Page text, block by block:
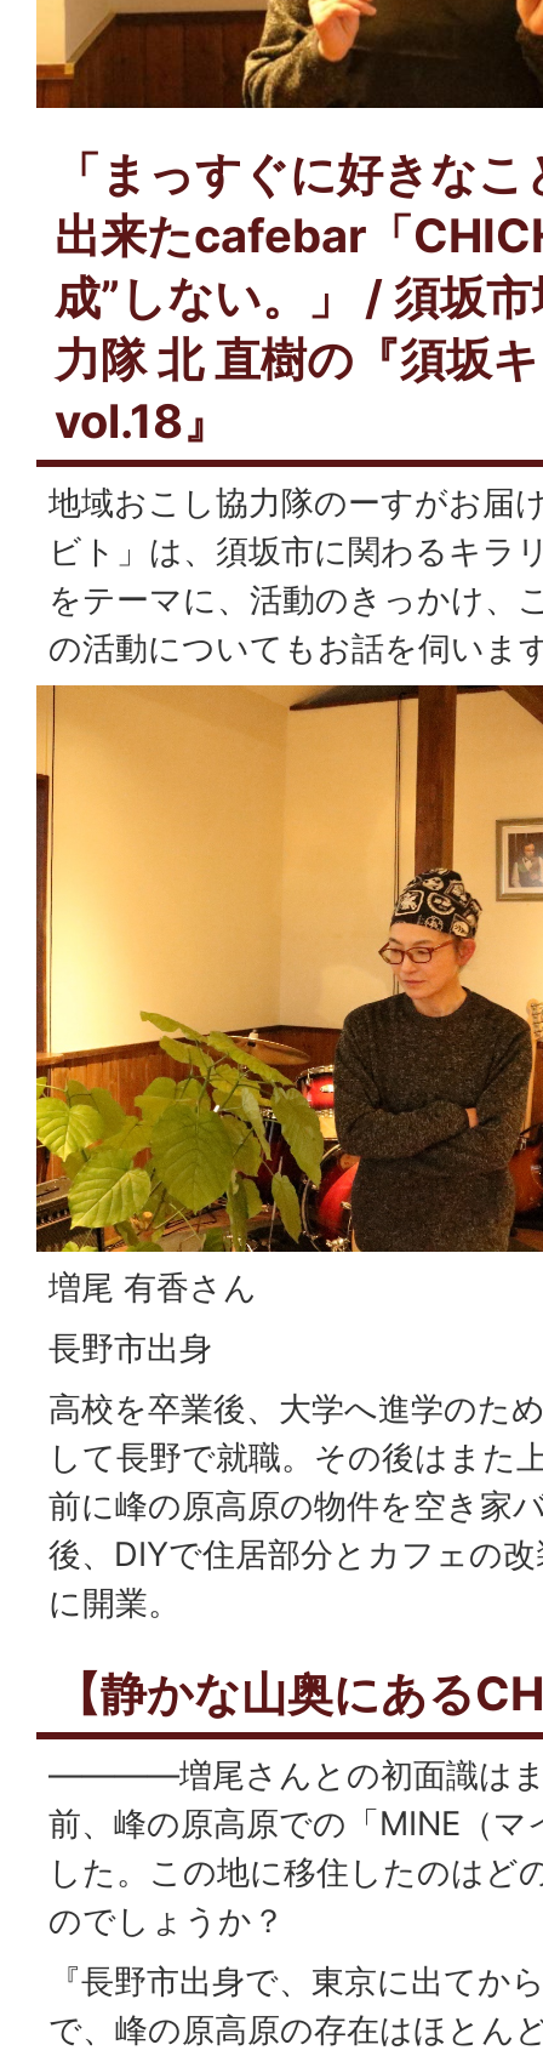
「まっすぐに好きな
出来たcafebar「
成”しない。」 / 須坂
力隊 北 直樹の『須坂
vol.18』
地域おこし協力隊のーすがお届
ビト」は、須坂市に関わるキラ
をテーマに、活動のきっかけ、
の活動についてもお話を伺いま
増尾 有香さん
長野市出身
高校を卒業後、大学へ進学のた
して長野で就職。その後はまた
前に峰の原高原の物件を空き家
後、DIYで住居部分とカフェの
に開業。
【静かな山奥にある
――――増尾さんとの初面識はま
前、峰の原高原での「MINE（
した。この地に移住したのはど
のでしょうか？
『長野市出身で、東京に出てか
で、峰の原高原の存在はほとん